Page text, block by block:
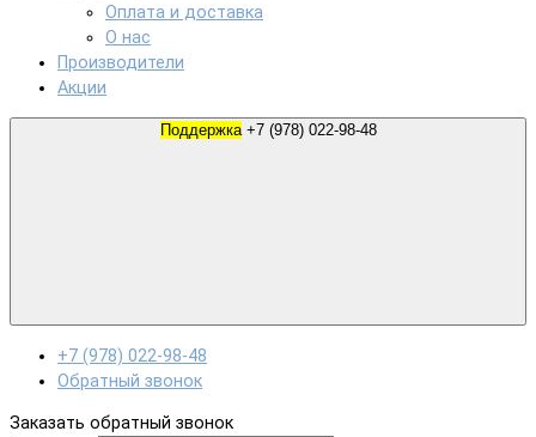
Оплата и доставка
О нас
Производители
Акции
Поддержка +7 (978) 022-98-48
+7 (978) 022-98-48
Обратный звонок
Заказать обратный звонок